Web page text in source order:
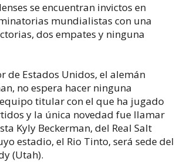
se encuentran invictos en
mundialistas con una
dos empates y ninguna
de Estados Unidos, el alemán
no espera hacer ninguna
titular con el que ha jugado
y la única novedad fue llamar
Kyly Beckerman, del Real Salt
estadio, el Rio Tinto, será sede del
(Utah).